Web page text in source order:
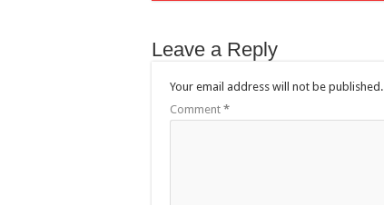
Leave a Reply
Your email address will not be published.
Comment *